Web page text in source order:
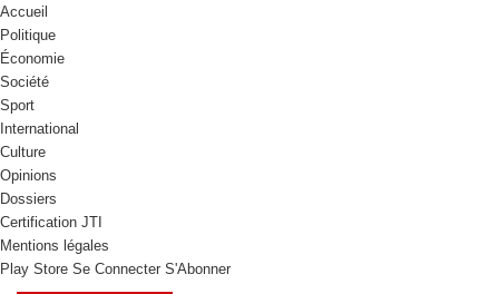
Accueil
Politique
Économie
Société
Sport
International
Culture
Opinions
Dossiers
Certification JTI
Mentions légales
Play Store Se Connecter S'Abonner